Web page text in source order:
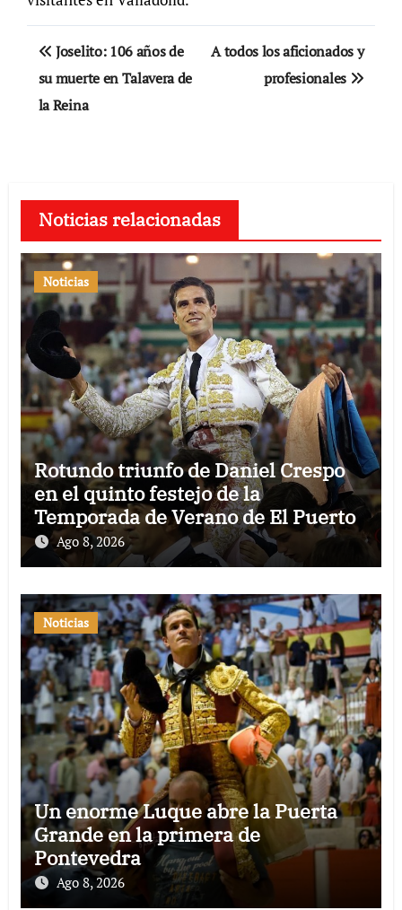
Navegación
de
entradas
Joselito: 106 años de
su muerte en Talavera de
la Reina
A todos los aficionados y
profesionales
Noticias relacionadas
Noticias
Rotundo triunfo de Daniel Crespo
en el quinto festejo de la
Temporada de Verano de El Puerto
Ago 8, 2026
Noticias
Un enorme Luque abre la Puerta
Grande en la primera de
Pontevedra
Ago 8, 2026